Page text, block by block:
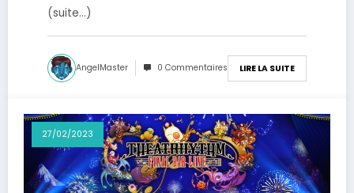
(suite…)
AngelMaster 0 Commentaires LIRE LA SUITE
27/02/2023